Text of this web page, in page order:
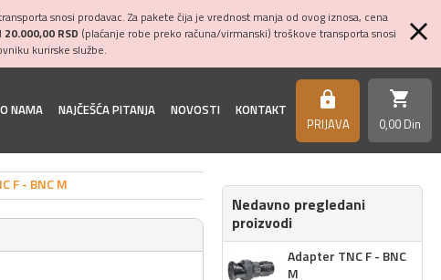
snosi prodavac. Za pakete čija je vrednost manja od ovog iznosa, cena
20.000,00 RSD (plaćanje robe preko računa/virmanski) troškove transporta snosi
kurirske službe.
O NAMA NAJČEŠĆA PITANJA NOVOSTI KONTAKT https
PRIJAVA
shopping_cart
0,00 Din
F - BNC M
Nedavno pregledani
proizvodi
Adapter TNC F - BNC
M